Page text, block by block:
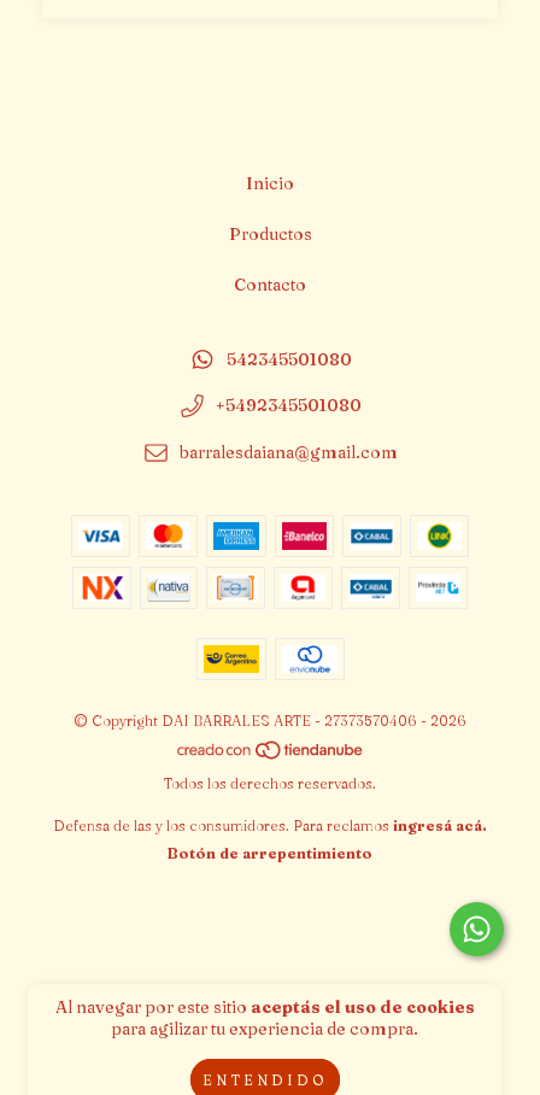
Al navegar por este sitio aceptás el uso de cookies
para agilizar tu experiencia de compra.
ENTENDIDO
Inicio
Productos
Contacto
542345501080
+5492345501080
barralesdaiana@gmail.com
© Copyright DAI BARRALES ARTE - 27373570406 - 2026
Todos los derechos reservados.
Defensa de las y los consumidores. Para reclamos ingresá acá.
Botón de arrepentimiento